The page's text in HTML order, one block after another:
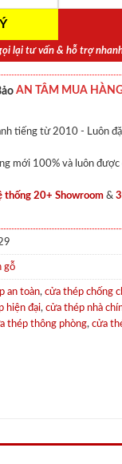
lại tư vấn & hỗ trợ
AN TÂM MUA HÀNG
tiếng từ 2010 - Luôn
mới 100% và luôn
thống 20+ Showroom &
gỗ
an toàn, cửa thép chống
hiện đại, cửa thép nhà
thép thông phòng, cửa